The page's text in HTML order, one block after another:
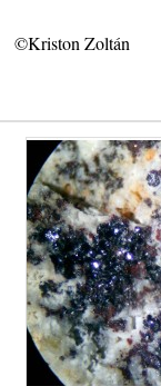
©Kriston Zoltán